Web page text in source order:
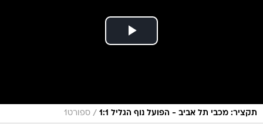
תקציר: מכבי תל אביב - הפועל נוף הגליל 1:1 / ספורט1